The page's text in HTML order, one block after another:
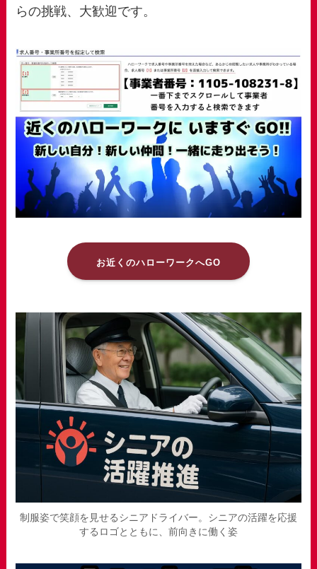
らの挑戦、大歓迎です。
お近くのハローワークへGO
制服姿で笑顔を見せるシニアドライバー。シニアの活躍を応援
するロゴとともに、前向きに働く姿